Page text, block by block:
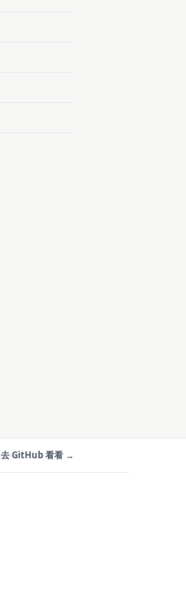
去 GitHub 看看 →